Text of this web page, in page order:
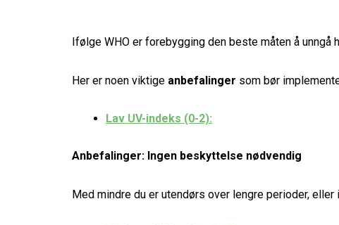
Ifølge WHO er forebygging den beste måten å
Her er noen viktige anbefalinger som bør
Lav UV-indeks (0-2):
Anbefalinger: Ingen beskyttelse nødvendig
Med mindre du er utendørs over lengre perioder,